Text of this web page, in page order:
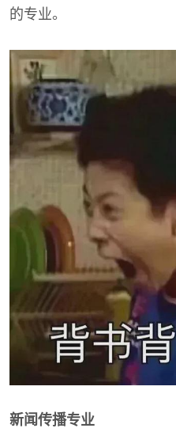
的专业。
新闻传播专业